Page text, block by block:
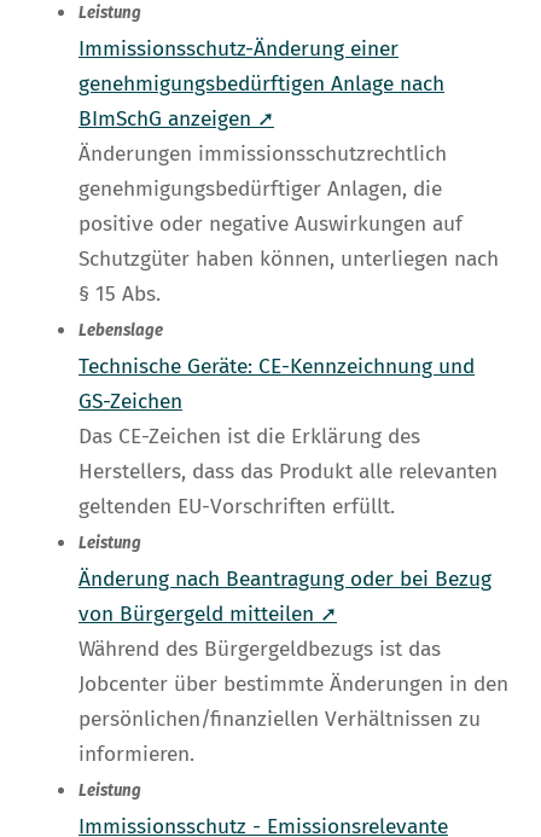
Leistung
Immissionsschutz-Änderung einer
genehmigungsbedürftigen Anlage nach
BImSchG anzeigen ➚
Änderungen immissionsschutzrechtlich
genehmigungsbedürftiger Anlagen, die
positive oder negative Auswirkungen auf
Schutzgüter haben können, unterliegen nach
§ 15 Abs.
Lebenslage
Technische Geräte: CE-Kennzeichnung und
GS-Zeichen
Das CE-Zeichen ist die Erklärung des
Herstellers, dass das Produkt alle relevanten
geltenden EU-Vorschriften erfüllt.
Leistung
Änderung nach Beantragung oder bei Bezug
von Bürgergeld mitteilen ➚
Während des Bürgergeldbezugs ist das
Jobcenter über bestimmte Änderungen in den
persönlichen/finanziellen Verhältnissen zu
informieren.
Leistung
Immissionsschutz - Emissionsrelevante